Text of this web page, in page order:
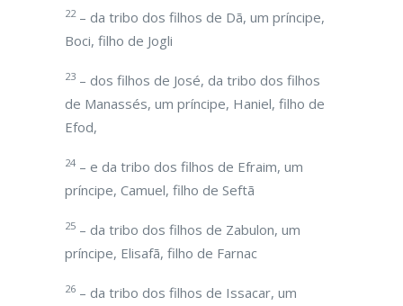
22– da tribo dos filhos de Dã, um príncipe,
Boci, filho de Jogli
23 – dos filhos de José, da tribo dos filhos
de Manassés, um príncipe, Haniel, filho de
Efod,
24 – e da tribo dos filhos de Efraim, um
príncipe, Camuel, filho de Seftã
25 – da tribo dos filhos de Zabulon, um
príncipe, Elisafã, filho de Farnac
26 – da tribo dos filhos de Issacar, um